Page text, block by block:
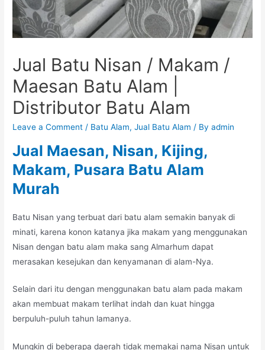
Jual Batu Nisan / Makam /
Maesan Batu Alam |
Distributor Batu Alam
Leave a Comment / Batu Alam,Jual Batu Alam / Byadmin
Jual Maesan, Nisan, Kijing,
Makam, Pusara Batu Alam
Murah
Batu Nisan yang terbuat dari batu alam semakin banyak di
minati, karena konon katanya jika makam yang menggunakan
Nisan dengan batu alam maka sang Almarhum dapat
merasakan kesejukan dan kenyamanan di alam-Nya.
Selain dari itu dengan menggunakan batu alam pada makam
akan membuat makam terlihat indah dan kuat hingga
berpuluh-puluh tahun lamanya.
Mungkin di beberapa daerah tidak memakai nama Nisan untuk